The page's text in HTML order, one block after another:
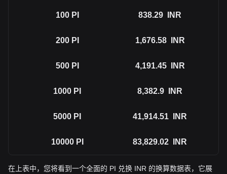
100 PI 838.29 INR
200 PI 1,676.58 INR
500 PI 4,191.45 INR
1000 PI 8,382.9 INR
5000 PI 41,914.51 INR
10000 PI 83,829.02 INR
在上表中，您将看到一个全面的 PI 兑换 INR 的换算数据表，它展